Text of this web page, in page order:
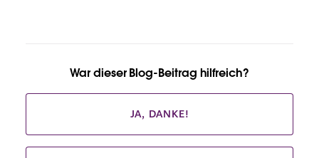
War dieser Blog-Beitrag hilfreich?
JA, DANKE!